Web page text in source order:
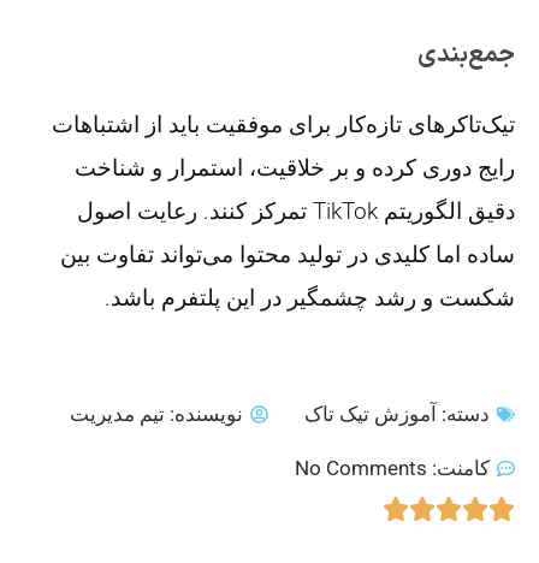
جمع‌بندی
تیک‌تاکرهای تازه‌کار برای موفقیت باید از اشتباهات
رایج دوری کرده و بر خلاقیت، استمرار و شناخت
دقیق الگوریتم TikTok تمرکز کنند. رعایت اصول
ساده اما کلیدی در تولید محتوا می‌تواند تفاوت بین
شکست و رشد چشمگیر در این پلتفرم باشد.
دسته: آموزش تیک تاک نویسنده: تیم مدیریت
کامنت: